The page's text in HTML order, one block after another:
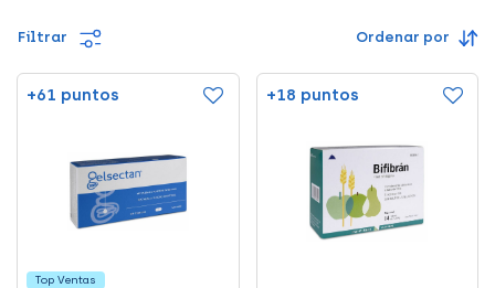
Filtrar Ordenar por
+61 puntos
Top Ventas
+18 puntos